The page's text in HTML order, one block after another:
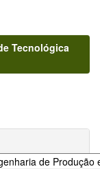
Tecnológica